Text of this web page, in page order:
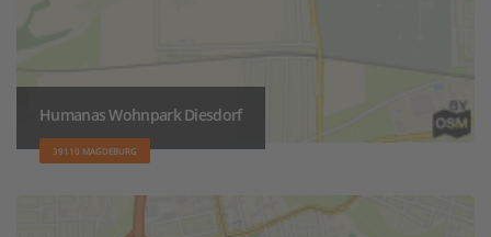
Humanas Wohnpark Diesdorf
39110 MAGDEBURG